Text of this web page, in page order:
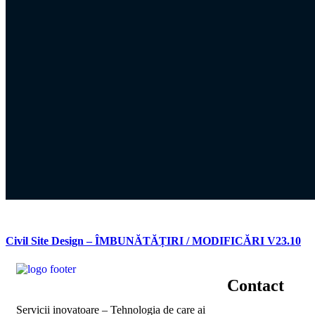
Civil Site Design – ÎMBUNĂTĂȚIRI / MODIFICĂRI V23.10
Servicii inovatoare – Tehnologia de care ai
Contact